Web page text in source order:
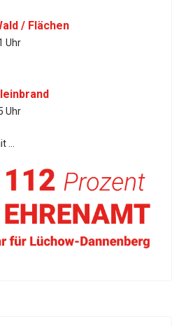
/ Flächen
Uhr
Uhr